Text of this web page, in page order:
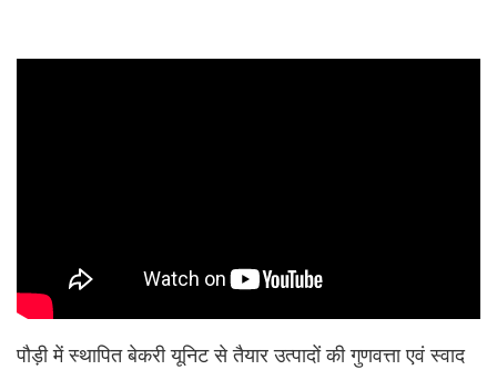
पौड़ी में स्थापित बेकरी यूनिट से तैयार उत्पादों की गुणवत्ता एवं स्वाद